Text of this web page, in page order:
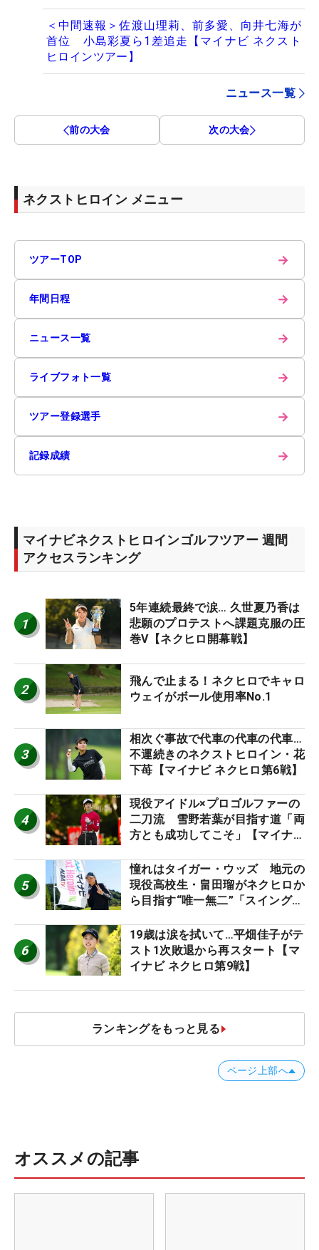
＜中間速報＞佐渡山理莉、前多愛、向井七海が
首位 小島彩夏ら1差追走【マイナビ ネクスト
ヒロインツアー】
ニュース一覧
前の大会 次の大会
ネクストヒロイン メニュー
ツアーTOP →
年間日程 →
ニュース一覧 →
ライブフォト一覧 →
ツアー登録選手 →
記録成績 →
マイナビネクストヒロインゴルフツアー 週間
アクセスランキング
1
5年連続最終で涙… 久世夏乃香は
悲願のプロテストへ課題克服の圧
巻V【ネクヒロ開幕戦】
2
飛んで止まる！ネクヒロでキャロ
ウェイがボール使用率No.1
3
相次ぐ事故で代車の代車の代車…
不運続きのネクストヒロイン・花
下苺【マイナビ ネクヒロ第6戦】
4
現役アイドル×プロゴルファーの
二刀流 雪野若葉が目指す道「両
方とも成功してこそ」【マイナビ
5
憧れはタイガー・ウッズ 地元の
現役高校生・畠田瑠がネクヒロか
ら目指す“唯一無二”「スイングは
6
19歳は涙を拭いて…平畑佳子がテ
スト1次敗退から再スタート【マ
イナビ ネクヒロ第9戦】
ランキングをもっと見る
ページ上部へ
オススメの記事